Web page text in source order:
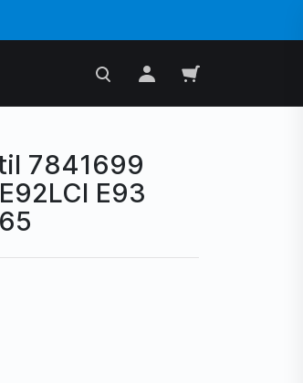
7841699
E93